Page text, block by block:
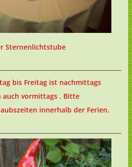
Sternenlichtstube
bis Freitag ist nachmittags
auch vormittags . Bitte
innerhalb der Ferien.